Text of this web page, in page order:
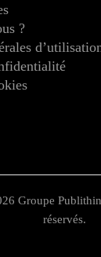
?
Groupe
réservés.